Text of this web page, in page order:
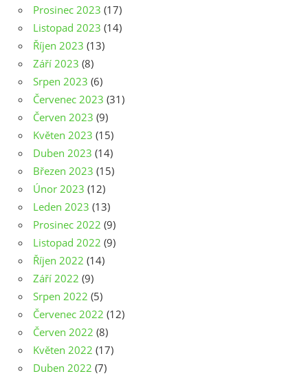
Prosinec 2023 (17)
Listopad 2023 (14)
Říjen 2023 (13)
Září 2023 (8)
Srpen 2023 (6)
Červenec 2023 (31)
Červen 2023 (9)
Květen 2023 (15)
Duben 2023 (14)
Březen 2023 (15)
Únor 2023 (12)
Leden 2023 (13)
Prosinec 2022 (9)
Listopad 2022 (9)
Říjen 2022 (14)
Září 2022 (9)
Srpen 2022 (5)
Červenec 2022 (12)
Červen 2022 (8)
Květen 2022 (17)
Duben 2022 (7)